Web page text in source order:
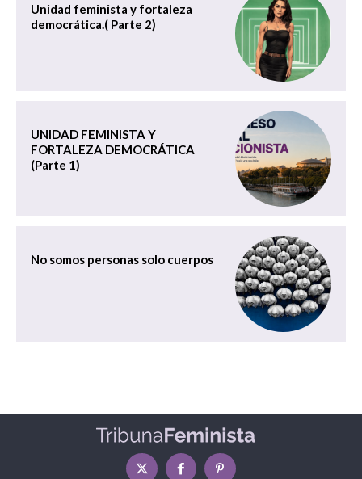
Unidad feminista y fortaleza
democrática.( Parte 2)
UNIDAD FEMINISTA Y
FORTALEZA DEMOCRÁTICA
(Parte 1)
No somos personas solo cuerpos